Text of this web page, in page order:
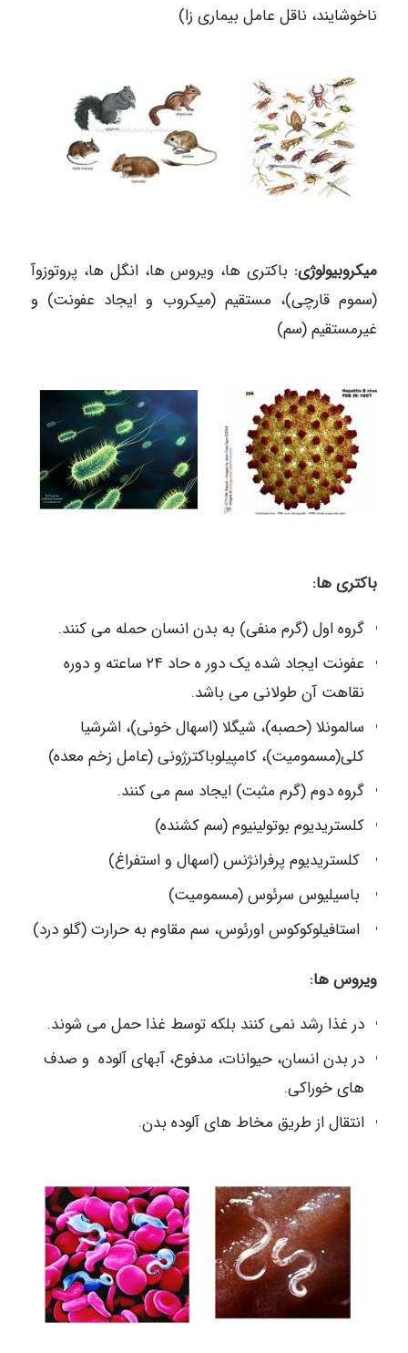
ناخوشایند، ناقل عامل بیماری زا)
میکروبیولوژی: باکتری ها، ویروس ها، انگل ها، پروتوزوآ
(سموم قارچی)، مستقیم (میکروب و ایجاد عفونت) و
غیرمستقیم (سم)
باکتری ها:
گروه اول (گرم منفی) به بدن انسان حمله می کنند.
عفونت ایجاد شده یک دور ه حاد ۲۴ ساعته و دوره
نقاهت آن طولانی می باشد.
سالمونلا (حصبه)، شیگلا (اسهال خونی)، اشرشیا
کلی(مسمومیت)، کامپیلوباکترژونی (عامل زخم معده)
گروه دوم (گرم مثبت) ایجاد سم می کنند.
کلستریدیوم بوتولینیوم (سم کشنده)
کلستریدیوم پرفرانژنس (اسهال و استفراغ)
باسیلیوس سرئوس (مسمومیت)
استافیلوکوکوس اورئوس، سم مقاوم به حرارت (گلو درد)
ویروس ها:
در غذا رشد نمی کنند بلکه توسط غذا حمل می شوند.
در بدن انسان، حیوانات، مدفوع، آبهای آلوده و صدف
های خوراکی.
انتقال از طریق مخاط های آلوده بدن.